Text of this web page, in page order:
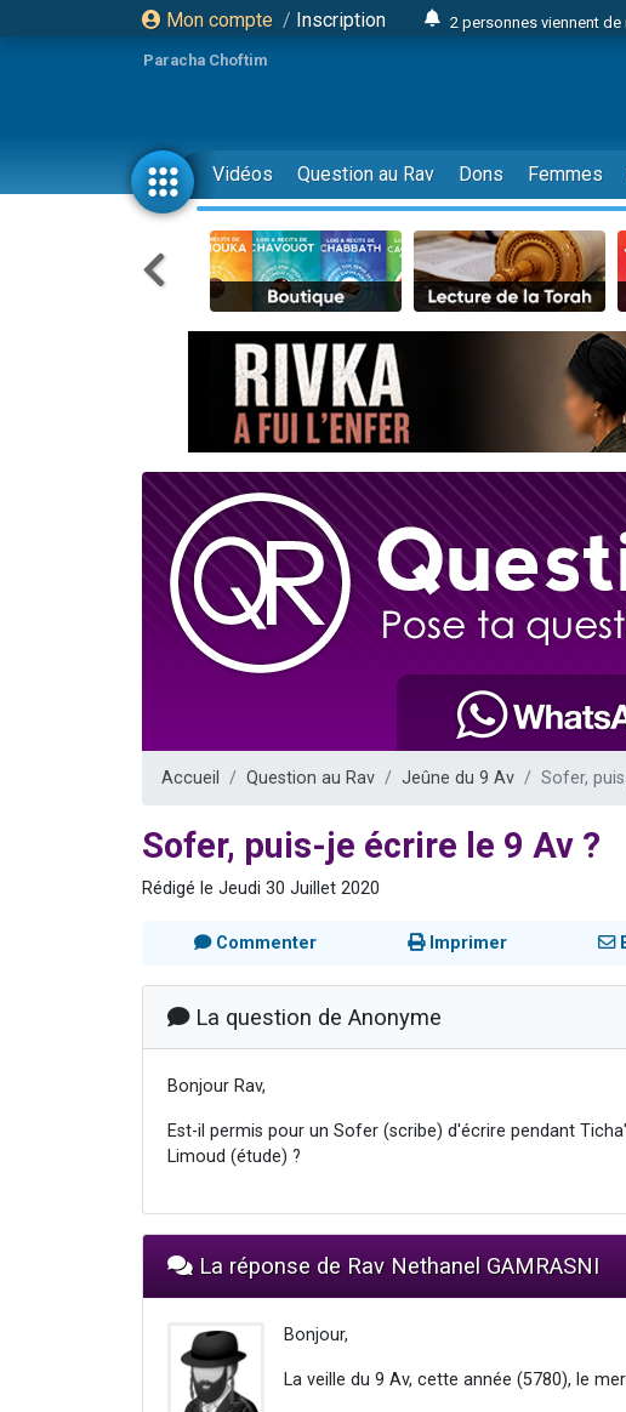
Mon compte / Inscription
2 personnes viennent
3 personnes
2 personnes
3 personnes viennent
11 personnes viennent
3 personnes
Il reste 49 places
2 personnes viennent
29 personnes viennent
Il reste 49 places
2 personnes viennent
6 personnes viennent
4 personnes
2 personnes
17 personnes viennent
Il reste 49 places
Eva vient de donner son
Eli vient de donner son
Paracha Choftim
Vidéos Question au Rav Dons Femmes
Accueil Question au Rav Jeûne du 9 Av Sofer,
Sofer, puis-je écrire le 9 Av ?
Rédigé le Jeudi 30 Juillet 2020
Commenter Imprimer
La question de Anonyme
Bonjour Rav,
Est-il permis pour un Sofer (scribe) d'écrire pendant
Limoud (étude) ?
La réponse de Rav Nethanel GAMRASNI
Bonjour,
La veille du 9 Av, cette année (5780), le